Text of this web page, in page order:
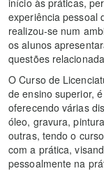
experiência pessoal
realizou-se num
os alunos
questões
O Curso de
de ensino superior,
oferecendo várias
óleo, gravura,
outras, tendo o
com a prática,
pessoalmente na